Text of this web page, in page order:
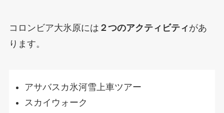
コロンビア大氷原には ２つのアクティビティがあ
ります。
アサバスカ氷河雪上車ツアー
スカイウォーク